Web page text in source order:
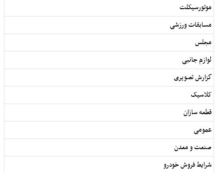
موتورسیکلت
مسابقات ورزشی
مجلس
لوازم جانبی
گزارش تصویری
کلاسیک
قطعه سازان
عمومی
صنعت و معدن
شرایط فروش خودرو